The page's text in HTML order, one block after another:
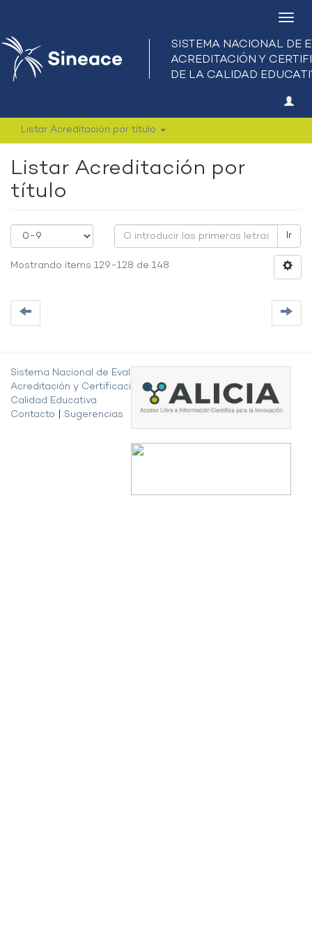
Listar Acreditación por título
Listar Acreditación por
título
Ir
Mostrando ítems 129-128 de 148
Sistema Nacional de Evaluación,
Acreditación y Certificación de la
Calidad Educativa
Contacto
Sugerencias